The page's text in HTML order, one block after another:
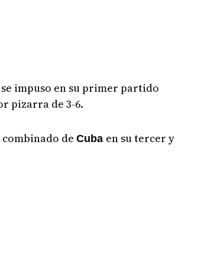
impuso en su primer partido
pizarra de 3-6.
de Cuba en su tercer y